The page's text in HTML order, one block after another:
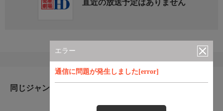
エラー
通信に問題が発生しました[error]
直近の放送予定はありません
同じジャンルのおすすめ番組